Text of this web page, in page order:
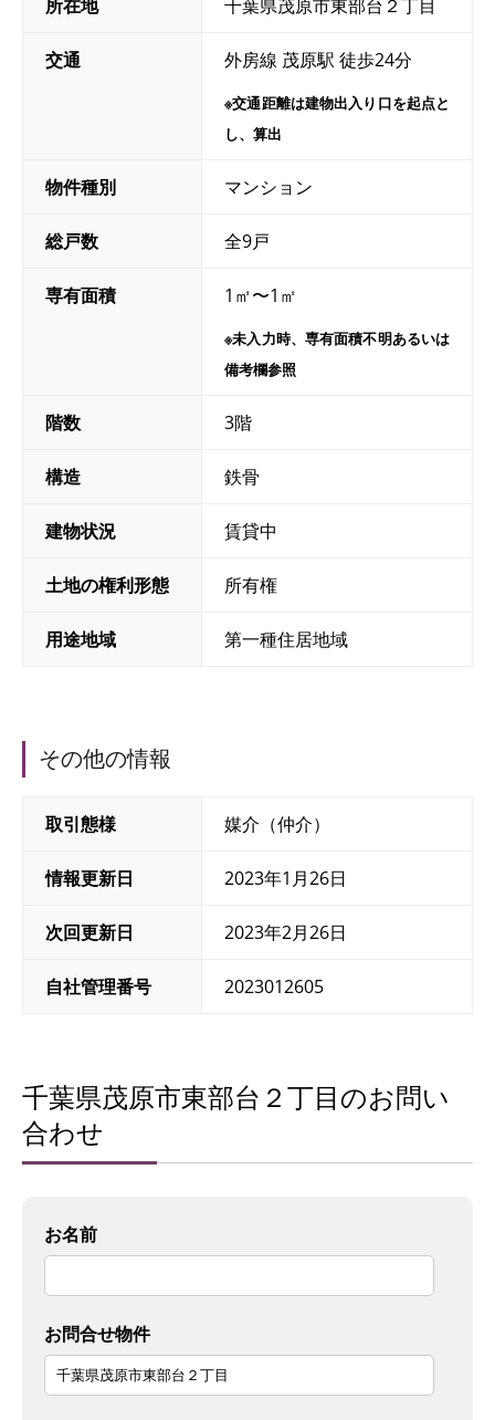
所在地 千葉県茂原市東部台２丁目
交通 外房線 茂原駅 徒歩24分
※交通距離は建物出入り口を起点と
し、算出
物件種別 マンション
総戸数 全9戸
専有面積 1㎡〜1㎡
※未入力時、専有面積不明あるいは
備考欄参照
階数 3階
構造 鉄骨
建物状況 賃貸中
土地の権利形態 所有権
用途地域 第一種住居地域
その他の情報
取引態様 媒介（仲介）
情報更新日 2023年1月26日
次回更新日 2023年2月26日
自社管理番号 2023012605
千葉県茂原市東部台２丁目のお問い
合わせ
お名前
お問合せ物件